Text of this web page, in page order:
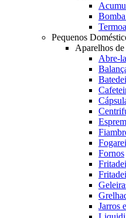
Pequenos
Aparelhos
Abre-
Fornos
Jarros